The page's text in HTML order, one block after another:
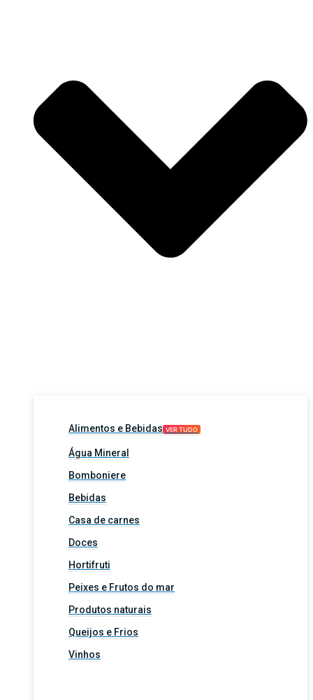
Alimentos e Bebidas VER TUDO
Água Mineral
Bomboniere
Bebidas
Casa de carnes
Doces
Hortifruti
Peixes e Frutos do mar
Produtos naturais
Queijos e Frios
Vinhos